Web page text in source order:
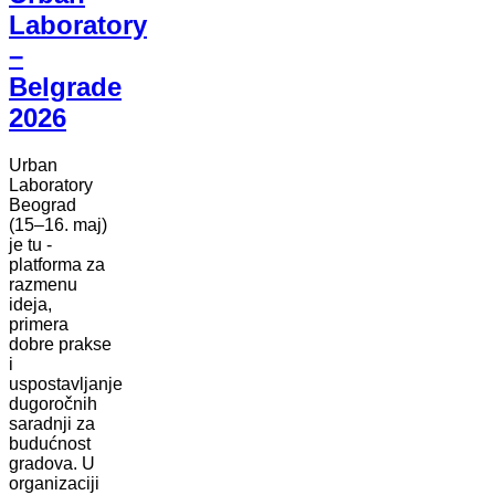
Laboratory
–
Belgrade
2026
Urban
Laboratory
Beograd
(15–16. maj)
je tu -
platforma za
razmenu
ideja,
primera
dobre prakse
i
uspostavljanje
dugoročnih
saradnji za
budućnost
gradova. U
organizaciji